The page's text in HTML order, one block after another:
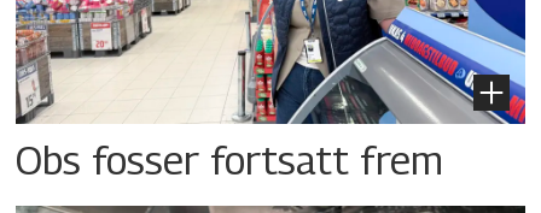
Obs fosser fortsatt frem